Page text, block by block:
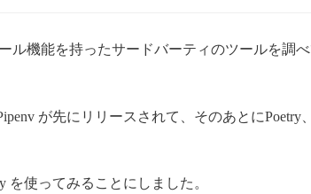
ル機能を持ったサードバーティのツールを調べ
が先にリリースされて、そのあとにPoetry、
を使ってみることにしました。